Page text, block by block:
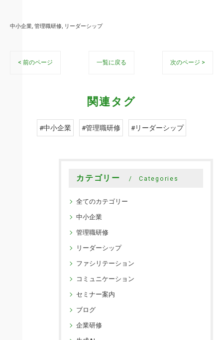
中小企業 管理職研修 リーダーシップ
< 前のページ 一覧に戻る 次のページ >
関連タグ
#中小企業 #管理職研修 #リーダーシップ
カテゴリー Categories
全てのカテゴリー
中小企業
管理職研修
リーダーシップ
ファシリテーション
コミュニケーション
セミナー案内
ブログ
企業研修